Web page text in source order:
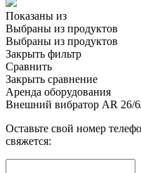
Показаны из
Выбраны из продуктов
Выбраны из продуктов
Закрыть фильтр
Сравнить
Закрыть сравнение
Аренда оборудования
Внешний вибратор AR 26/
Оставьте свой номер
свяжется: